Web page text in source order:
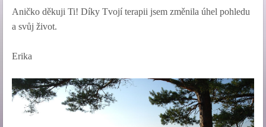
Aničko děkuji Ti! Díky Tvojí terapii jsem změnila úhel pohledu
a svůj život.
Erika